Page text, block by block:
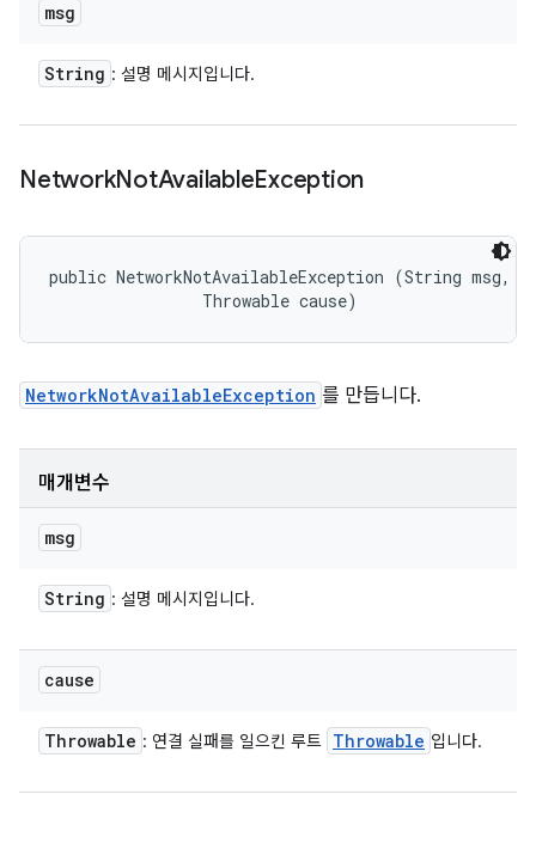
msg
String : 설명 메시지입니다.
NetworkNotAvailableException
public NetworkNotAvailableException (String msg,
                Throwable cause)
NetworkNotAvailableException 를 만듭니다.
매개변수
msg
String : 설명 메시지입니다.
cause
Throwable : 연결 실패를 일으킨 루트 Throwable 입니다.